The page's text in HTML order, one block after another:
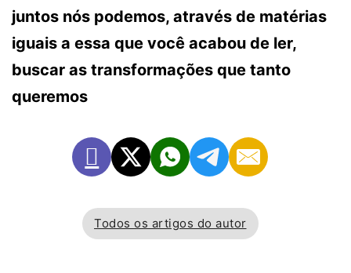
juntos nós podemos, através de matérias
iguais a essa que você acabou de ler,
buscar as transformações que tanto
queremos
Todos os artigos do autor